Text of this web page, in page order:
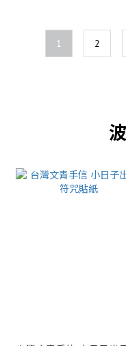
1 2